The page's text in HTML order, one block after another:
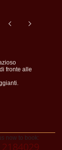
fronte alle
now to book: